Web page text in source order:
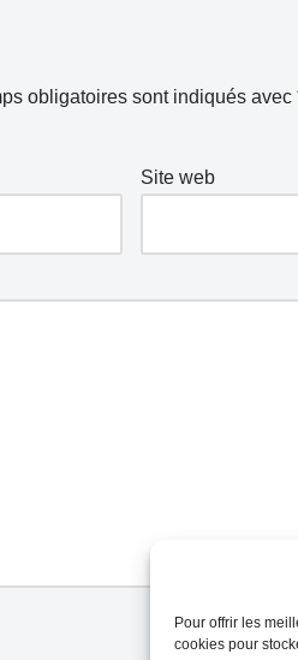
Pour offrir les
cookies pour
obligatoires sont indiqués avec
Site web